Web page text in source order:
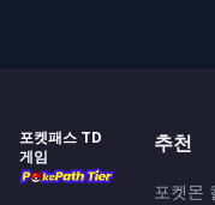
포켓패스 TD
게임
추천
포켓몬